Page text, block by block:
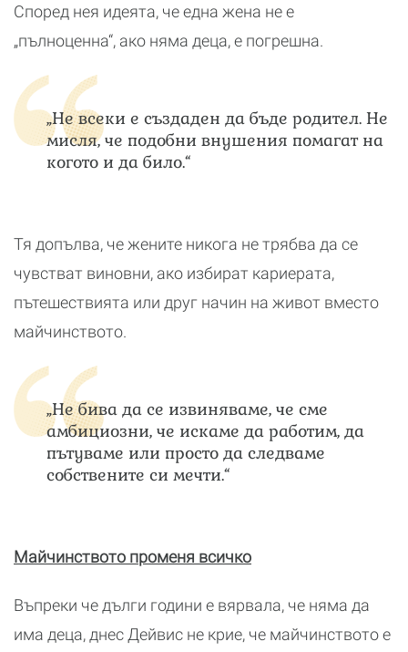
Според нея идеята, че една жена не е
„пълноценна“, ако няма деца, е погрешна.
„Не всеки е създаден да бъде родител. Не
мисля, че подобни внушения помагат на
когото и да било.“
Тя допълва, че жените никога не трябва да се
чувстват виновни, ако избират кариерата,
пътешествията или друг начин на живот вместо
майчинството.
„Не бива да се извиняваме, че сме
амбициозни, че искаме да работим, да
пътуваме или просто да следваме
собствените си мечти.“
Майчинството променя всичко
Въпреки че дълги години е вярвала, че няма да
има деца, днес Дейвис не крие, че майчинството е